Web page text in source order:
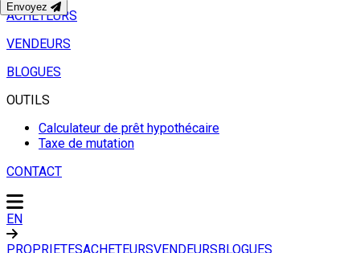
ACHETEURS
VENDEURS
BLOGUES
OUTILS
Calculateur de prêt hypothécaire
Taxe de mutation
CONTACT
EN
PROPRIETESACHETEURSVENDEURSBLOGUES
Envoyez